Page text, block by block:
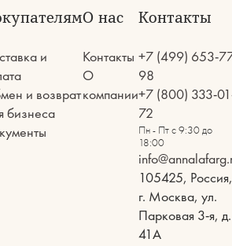
и
и возврат
бизнеса
О нас
Контакты
О
компании
Контакты
+7 (499) 653-
98
+7 (800) 333-
72
Пн - Пт с 9:30 до
18:00
105425, Россия,
г. Москва, ул.
Парковая 3-я, д.
41А